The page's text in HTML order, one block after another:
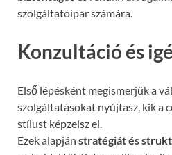
szolgáltatóipar számára.
Konzultáció és
Első lépésként megismerjük a
szolgáltatásokat nyújtasz, kik a
stílust képzelsz el.
Ezek alapján stratégiát és